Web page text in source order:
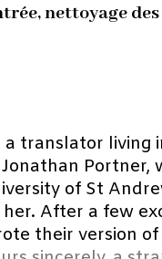
nettoyage
translator living
of St
After a few
their version